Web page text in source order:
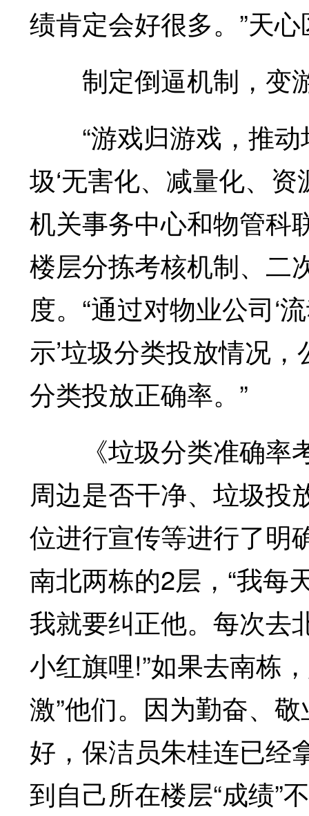
绩肯定会好很多。”天
制定倒逼机制，变
“游戏归游戏，推动
圾‘无害化、减量化、
机关事务中心和物管科
楼层分拣考核机制、二
度。“通过对物业公司‘
示’垃圾分类投放情况
分类投放正确率。”
《垃圾分类准确率
周边是否干净、垃圾投
位进行宣传等进行了明
南北两栋的2层，“我每
我就要纠正他。每次去
小红旗哩!”如果去南栋
激”他们。因为勤奋、
好，保洁员朱桂连已经
到自己所在楼层“成绩”